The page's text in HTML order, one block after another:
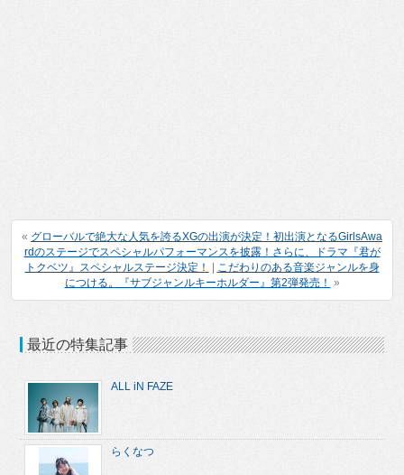
« グローバルで絶大な人気を誇るXGの出演が決定！初出演となるGirlsAwa
rdのステージでスペシャルパフォーマンスを披露！さらに、ドラマ『君が
トクベツ』スペシャルステージ決定！
こだわりのある音楽ジャンルを身
につける。『サブジャンルキーホルダー』第2弾発売！ »
最近の特集記事
ALL iN FAZE
らくなつ